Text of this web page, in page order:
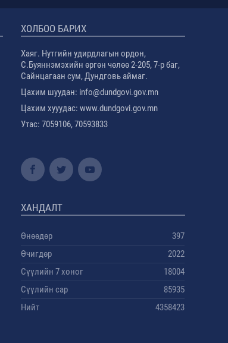
ХОЛБОО БАРИХ
Хаяг. Нутгийн удирдлагын ордон,
С.Буяннэмэхийн өргөн чөлөө 2-205, 7-р баг,
Сайнцагаан сум, Дундговь аймаг.
Цахим шуудан: info@dundgovi.gov.mn
Цахим хууудас: www.dundgovi.gov.mn
Утас: 7059106, 70593833
ХАНДАЛТ
Өнөөдөр
397
Өчигдөр
2022
Сүүлийн 7 хоног
18004
Сүүлийн сар
85935
Нийт
4358423